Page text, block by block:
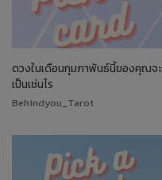
ดวงในเดือนกุมภาพันธ์นี้ของคุณจะ
เป็นเช่นไร
Behindyou_Tarot